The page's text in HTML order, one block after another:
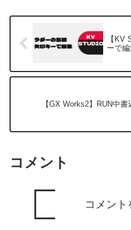
【KV
ーで
【GX Works2】RUN中書
コメント
コメント